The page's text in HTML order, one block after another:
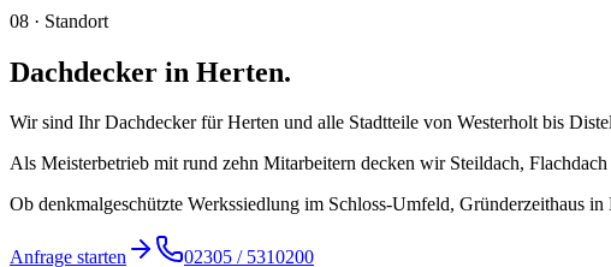
08 · Standort
Dachdecker in Herten.
Wir sind Ihr Dachdecker für Herten und alle Stadtteile von Westerholt bis
Als Meisterbetrieb mit rund zehn Mitarbeitern decken wir Steildach,
Ob denkmalgeschützte Werkssiedlung im Schloss-Umfeld, Gründerzeithaus
Anfrage starten 02305 / 5310200